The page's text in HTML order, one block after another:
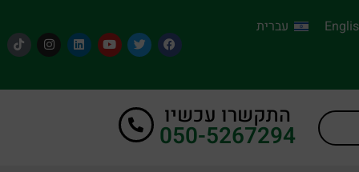
עברית
התקשרו עכשיו
050-5267294